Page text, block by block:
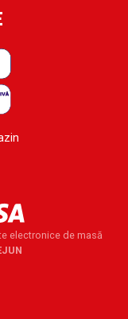
electronice de masă